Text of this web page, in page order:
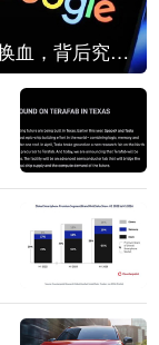
谷歌AI大换血，背后究竟发生了什么？